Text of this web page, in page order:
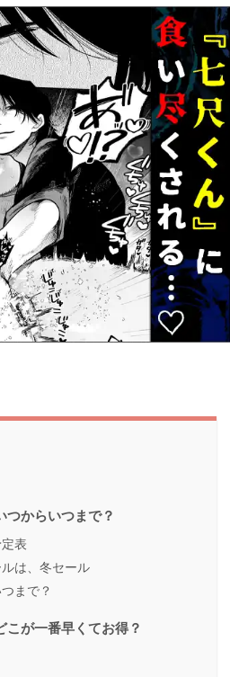
つからいつまで？
表
は、冬セール
まで？
こが一番早くてお得？